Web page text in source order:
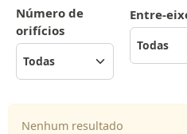
Número de
orifícios
Entre-
Nenhum resultado